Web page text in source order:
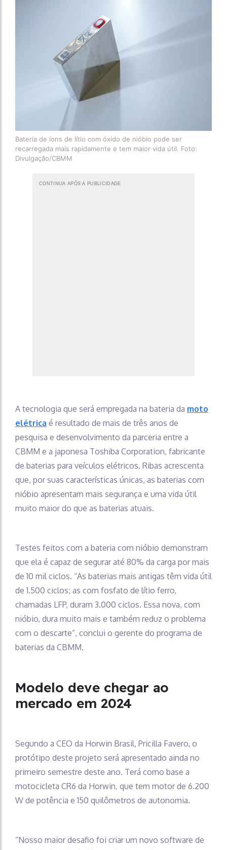
Bateria de íons de lítio com óxido de nióbio pode ser
recarregada mais rapidamente e tem maior vida útil. Foto:
Divulgação/CBMM
CONTINUA APÓS A PUBLICIDADE
A tecnologia que será empregada na bateria da moto
elétrica é resultado de mais de três anos de
pesquisa e desenvolvimento da parceria entre a
CBMM e a japonesa Toshiba Corporation, fabricante
de baterias para veículos elétricos. Ribas acrescenta
que, por suas características únicas, as baterias com
nióbio apresentam mais segurança e uma vida útil
muito maior do que as baterias atuais.
Testes feitos com a bateria com nióbio demonstram
que ela é capaz de segurar até 80% da carga por mais
de 10 mil ciclos. “As baterias mais antigas têm vida útil
de 1.500 ciclos; as com fosfato de lítio ferro,
chamadas LFP, duram 3.000 ciclos. Essa nova, com
nióbio, dura muito mais e também reduz o problema
com o descarte”, conclui o gerente do programa de
baterias da CBMM.
Modelo deve chegar ao
mercado em 2024
Segundo a CEO da Horwin Brasil, Pricilla Favero, o
protótipo deste projeto será apresentado ainda no
primeiro semestre deste ano. Terá como base a
motocicleta CR6 da Horwin, que tem motor de 6.200
W de potência e 150 quilômetros de autonomia.
“Nosso maior desafio foi criar um novo software de